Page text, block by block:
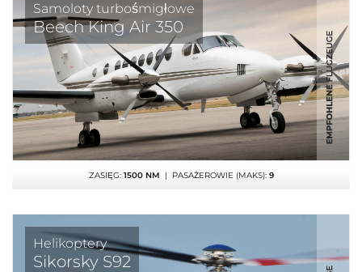
Samoloty turbośmigłowe
Beech King Air 350
ZASIĘG: 1500 NM | PASAŻEROWIE (MAKS): 9
Helikoptery
Sikorsky S92